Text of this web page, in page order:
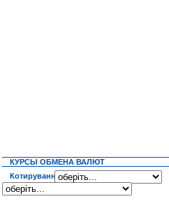
КУРСЫ ОБМЕНА ВАЛЮТ
Котирування